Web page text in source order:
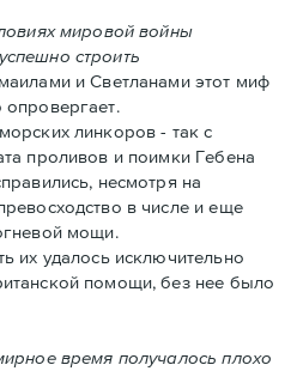
мировой войны
строить
и Светланами этот миф
опровергает.
линкоров - так с
проливов и поимки Гебена
несмотря на
в числе и еще
мощи.
их удалось исключительно
помощи, без нее было
время получалось плохо